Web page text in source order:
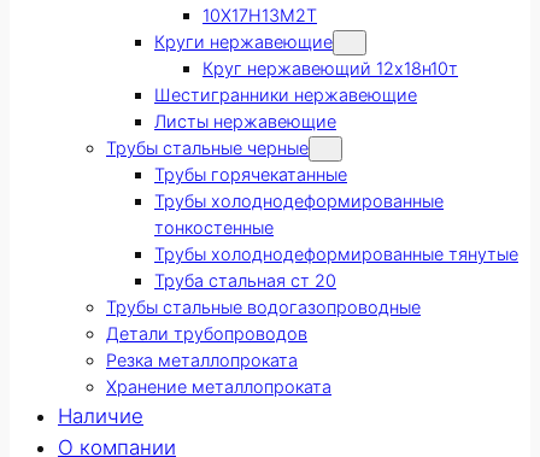
10Х17Н13М2Т
Круги нержавеющие
Круг нержавеющий 12х18н10т
Шестигранники нержавеющие
Листы нержавеющие
Трубы стальные черные
Трубы горячекатанные
Трубы холоднодеформированные
тонкостенные
Трубы холоднодеформированные тянутые
Труба стальная ст 20
Трубы стальные водогазопроводные
Детали трубопроводов
Резка металлопроката
Хранение металлопроката
Наличие
О компании